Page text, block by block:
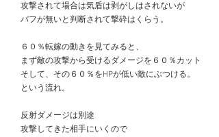
攻撃されて場合は気盾は剥がしはされないが
バフが無いと判断されて撃砕はくらう。
６０％転嫁の動きを見てみると、
まず敵の攻撃から受けるダメージを６０％カット
そして、その６０％をHPが低い敵にぶつける。
という流れ。
反射ダメージは別途
攻撃してきた相手にいくので